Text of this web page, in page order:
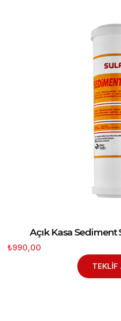
Açık Kasa Sediment
₺990,00
TEKLİF